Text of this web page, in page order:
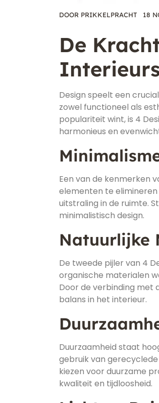
DOOR PRIKKELPRACHT 18
De
Design speelt een
zowel functioneel als
populariteit wint, is 4
harmonieus en
Een van de kenmerken
elementen te
uitstraling in de ruimte.
minimalistisch design.
Natuurlijke
De tweede pijler van 4
organische materialen
Door de verbinding met
balans in het interieur.
Duurzaamheid staat
gebruik van
kiezen voor duurzame
kwaliteit en tijdloosheid.